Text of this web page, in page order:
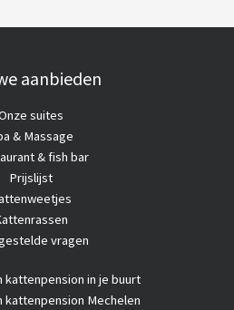
aanbieden
suites
& Massage
& fish bar
Prijslijst
vragen
kattenpension in je buurt
kattenpension Mechelen